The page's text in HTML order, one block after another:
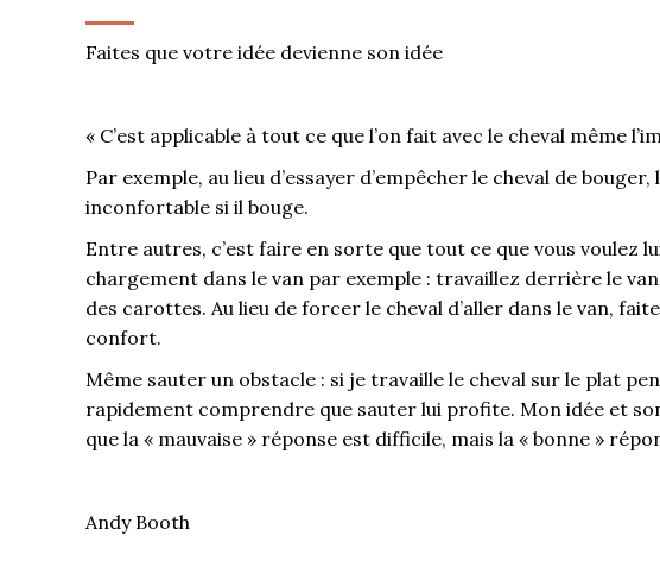
Faites que votre idée devienne son idée
« C’est applicable à tout ce que l’on fait avec le cheval même
Par exemple, au lieu d’essayer d’empêcher le cheval de
inconfortable si il bouge.
Entre autres, c’est faire en sorte que tout ce que vous voulez
chargement dans le van par exemple : travaillez derrière le
des carottes. Au lieu de forcer le cheval d’aller dans le van,
confort.
Même sauter un obstacle : si je travaille le cheval sur le plat
rapidement comprendre que sauter lui profite. Mon idée et
que la « mauvaise » réponse est difficile, mais la « bonne »
Andy Booth